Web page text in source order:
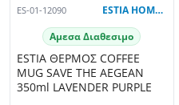
ES-01-12090 ESTIA HOME ART
Αμεσα Διαθεσιμο
ESTIA ΘΕΡΜΟΣ COFFEE
MUG SAVE THE AEGEAN
350ml LAVENDER PURPLE